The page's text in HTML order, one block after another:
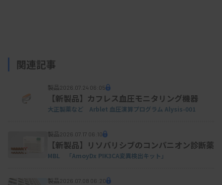
関連記事
製品2026.07.24 06:05
【新製品】カフレス血圧モニタリング機器
大正製薬など Arblet 血圧演算プログラム Alysis-001
製品2026.07.17 06:10
【新製品】リソバリシブのコンパニオン診断薬
MBL 「AmoyDx PIK3CA変異検出キット」
製品2026.07.08 06:20